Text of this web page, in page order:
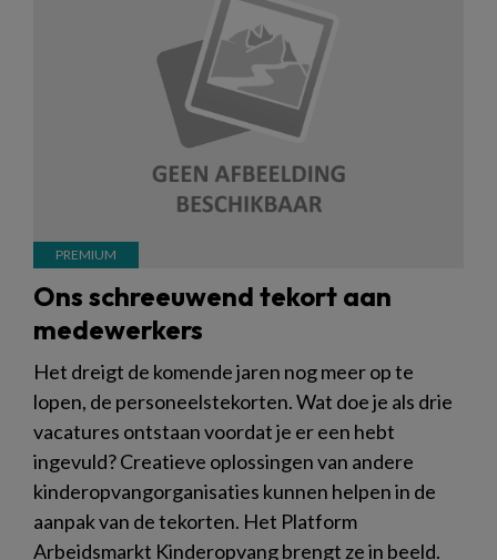
Ons schreeuwend tekort aan
medewerkers
Het dreigt de komende jaren nog meer op te
lopen, de personeelstekorten. Wat doe je als drie
vacatures ontstaan voordat je er een hebt
ingevuld? Creatieve oplossingen van andere
kinderopvangorganisaties kunnen helpen in de
aanpak van de tekorten. Het Platform
Arbeidsmarkt Kinderopvang brengt ze in beeld.